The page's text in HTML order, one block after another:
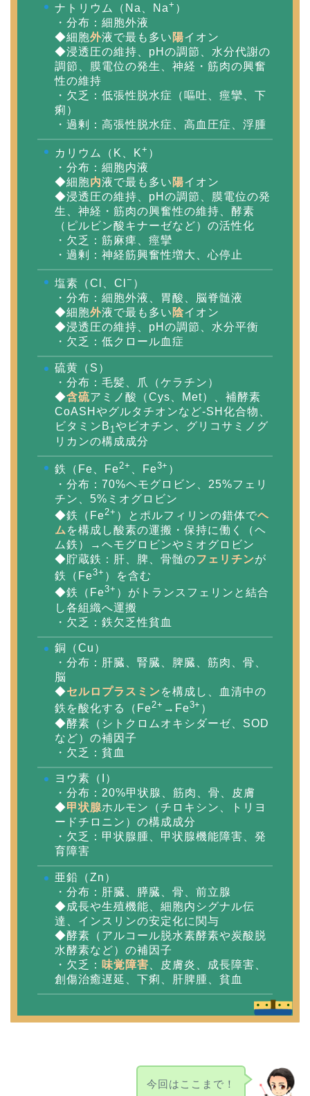
ナトリウム（Na、Na+ ）
・分布：細胞外液
◆細胞外液で最も多い 陽イオン
◆浸透圧の維持、pHの調節、水分代謝の
調節、膜電位の発生、神経・筋肉の興奮
性の維持
・欠乏：低張性脱水症（嘔吐、痙攣、下
痢）
・過剰：高張性脱水症、高血圧症、浮腫
カリウム（K、K+ ）
・分布：細胞内液
◆細胞内液で最も多い 陽イオン
◆浸透圧の維持、pHの調節、膜電位の発
生、神経・筋肉の興奮性の維持、酵素
（ピルビン酸キナーゼなど）の活性化
・欠乏：筋麻痺、痙攣
・過剰：神経筋興奮性増大、心停止
塩素（Cl、Cl − ）
・分布：細胞外液、胃酸、脳脊髄液
◆細胞外液で最も多い 陰イオン
◆浸透圧の維持、pHの調節、水分平衡
・欠乏：低クロール血症
硫黄（S）
・分布：毛髪、爪（ケラチン）
◆含硫アミノ酸（Cys、Met）、補酵素
CoASHやグルタチオンなど-SH化合物、
ビタミンB 1 やビオチン、グリコサミノグ
リカンの構成成分
鉄（Fe、Fe2+ 、Fe3+ ）
・分布：70%ヘモグロビン、25%フェリ
チン、5%ミオグロビン
◆鉄（Fe2+ ）とポルフィリンの錯体でヘ
ム を構成し酸素の運搬・保持に働く（ヘ
ム鉄）→ヘモグロビンやミオグロビン
◆貯蔵鉄：肝、脾、骨髄のフェリチンが
鉄（Fe3+ ）を含む
◆鉄（Fe3+ ）がトランスフェリンと結合
し各組織へ運搬
・欠乏：鉄欠乏性貧血
銅（Cu）
・分布：肝臓、腎臓、脾臓、筋肉、骨、
脳
◆セルロプラスミンを構成し、血清中の
鉄を酸化する（Fe2+ →Fe3+ ）
◆酵素（シトクロムオキシダーゼ、SOD
など）の補因子
・欠乏：貧血
ヨウ素（I）
・分布：20%甲状腺、筋肉、骨、皮膚
◆甲状腺ホルモン（チロキシン、トリヨ
ードチロニン）の構成成分
・欠乏：甲状腺腫、甲状腺機能障害、発
育障害
亜鉛（Zn）
・分布：肝臓、膵臓、骨、前立腺
◆成長や生殖機能、細胞内シグナル伝
達、インスリンの安定化に関与
◆酵素（アルコール脱水素酵素や炭酸脱
水酵素など）の補因子
・欠乏： 味覚障害 、皮膚炎、成長障害、
創傷治癒遅延、下痢、肝脾腫、貧血
今回はここまで！